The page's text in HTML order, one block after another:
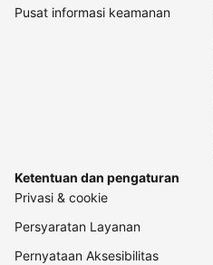
Pusat informasi keamanan
Ketentuan dan pengaturan
Privasi & cookie
Persyaratan Layanan
Pernyataan Aksesibilitas